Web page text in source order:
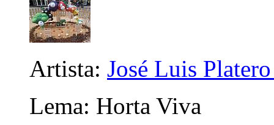
Artista: José Luis
Lema: Horta Viva